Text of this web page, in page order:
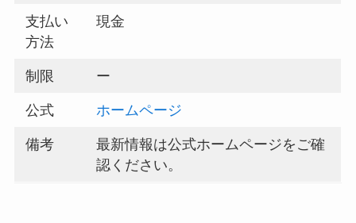
支払い
方法
現金
制限 ー
公式 ホームページ
備考
最新情報は公式ホームページをご確
認ください。